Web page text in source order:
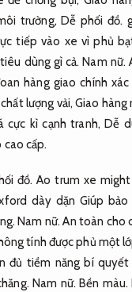
trường,Dễ phối đồ.
tiếp vào xe vì phủ
dùng gì cả.Nam nữ.
hàng giao chính
lượng vải,Giao hàng
cực kì cạnh tranh,Dễ
cấp.
đồ. Ao trum xe
dày dặn Giúp
Nam nữ. An toàn cho
tính được phủ một
đủ tiềm năng bí
Nam nữ. Bền màu.